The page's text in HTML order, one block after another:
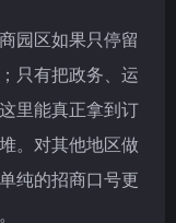
园区如果只停留
只有把政务、运
里能真正拿到订
。对其他地区做
纯的招商口号更